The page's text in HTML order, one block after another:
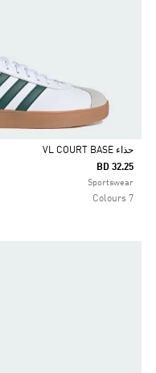
Selected
حذاء VL COURT BASE
BD 32.25
Sportswear
7 Colours